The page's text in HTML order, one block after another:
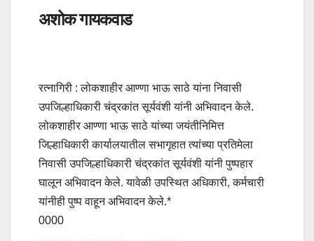
अशोक गायकवाड
रत्नागिरी : लोकशाहीर आण्णा भाऊ साठे यांना निवासी
उपजिल्हाधिकारी चंद्रकांत सूर्यवंशी यांनी अभिवादन केले.
लोकशाहीर आण्णा भाऊ साठे यांच्या जयंतीनिमित्त
जिल्हाधिकारी कार्यालयातील सभागृहात त्यांच्या प्रतिमेला
निवासी उपजिल्हाधिकारी चंद्रकांत सूर्यवंशी यांनी पुष्पहार
घालून अभिवादन केले. यावेळी उपस्थित अधिकारी, कर्मचारी
यांनीही पुष्प वाहून अभिवादन केले.*
0000